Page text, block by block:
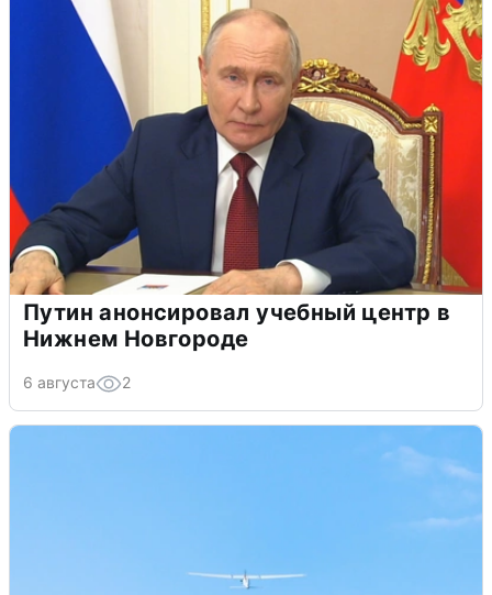
Путин анонсировал учебный центр в
Нижнем Новгороде
6 августа 2